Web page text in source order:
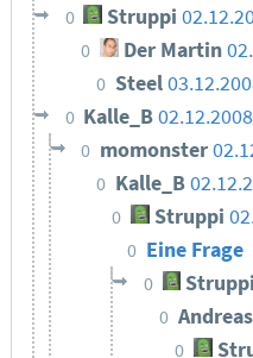
0 Struppi
0 Der Martin
0 Steel
0 Kalle_B
0 momonster
0 Kalle_B
0 Struppi
0 Eine Frage
0 Struppi
0 Andreas
0